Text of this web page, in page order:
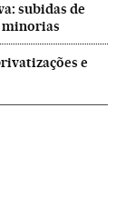
subidas de
minorias
e